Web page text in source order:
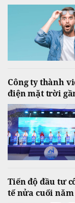
Công ty thành
điện mặt trời
Tiến độ đầu tư
tế nửa cuối năm